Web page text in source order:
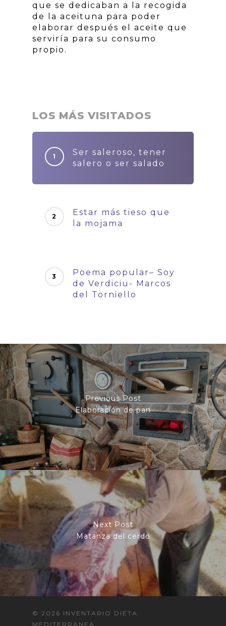
que se dedicaban a la recogida
de la aceituna para poder
elaborar después el aceite que
serviría para su consumo
propio.
LOS MÁS VISITADOS
Ser saleroso, tener
salero o ser salado
Estar más tieso que
la mojama
Poema popular– Soy
de Verdiciu- Marcos
del Torniello
Previous Post
Elaboración de pan
Next Post
Matanza del cerdo
© 2026 INVENTARIO DIETA
MEDITERRANEA.